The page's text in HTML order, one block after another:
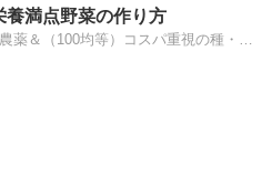
養満点野菜の作り方